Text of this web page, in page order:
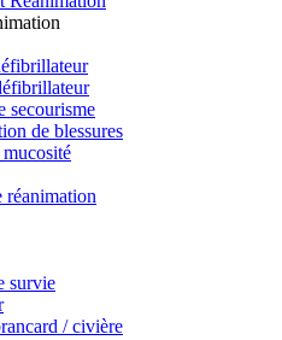
secourisme
de blessures
réanimation
survie
/ civière